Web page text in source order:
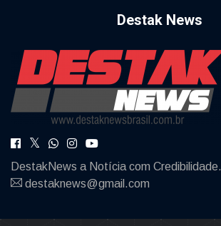
Destak News
DestakNews a Notícia com Credibilidade.
destaknews@gmail.com